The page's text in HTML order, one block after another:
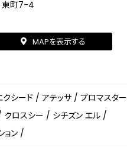
東町7-4
MAPを表示する
クシード / アテッサ / プロマスター
クロスシー / シチズン エル /
ョン /